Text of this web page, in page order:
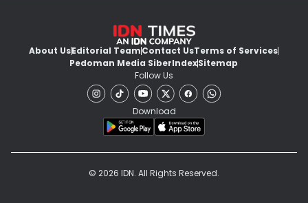
About UsEditorial TeamContact UsTerms of Services
Pedoman Media SiberIndexSitemap
Follow Us
Download
© 2026 IDN. All Rights Reserved.